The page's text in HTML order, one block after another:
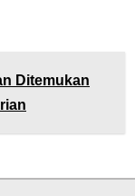
Ditemukan